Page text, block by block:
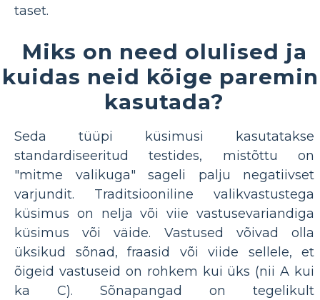
taset.
Miks on need olulised ja
kuidas neid kõige
kasutada?
Seda tüüpi küsimusi kasutatakse
standardiseeritud testides, mistõttu on
"mitme valikuga" sageli palju negatiivset
varjundit. Traditsiooniline valikvastustega
küsimus on nelja või viie vastusevariandiga
küsimus või väide. Vastused võivad olla
üksikud sõnad, fraasid või viide sellele, et
õigeid vastuseid on rohkem kui üks (nii A kui
ka C). Sõnapangad on tegelikult